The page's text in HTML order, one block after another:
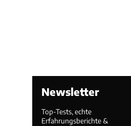
Newsletter
Top-Tests, echte
Erfahrungsberichte &